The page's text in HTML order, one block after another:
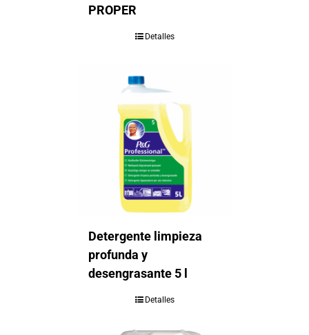
PROPER
Detalles
Detergente limpieza
profunda y
desengrasante 5 l
Detalles